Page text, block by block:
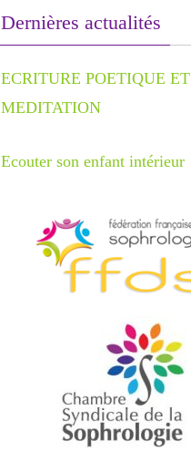
Dernières actualités
ECRITURE POETIQUE ET
MEDITATION
Ecouter son enfant intérieur